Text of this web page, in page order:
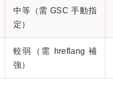
中等（需 GSC 手動指
定）
較弱（需 hreflang 補
強）